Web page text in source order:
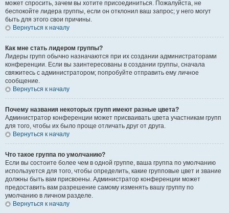
может спросить, зачем вы хотите присоединиться. Пожалуйста, не
беспокойте лидера группы, если он отклонил ваш запрос; у него могут
быть для этого свои причины.
Вернуться к началу
Как мне стать лидером группы?
Лидеры групп обычно назначаются при их создании администраторами
конференции. Если вы заинтересованы в создании группы, сначала
свяжитесь с администратором; попробуйте отправить ему личное
сообщение.
Вернуться к началу
Почему названия некоторых групп имеют разные цвета?
Администратор конференции может присваивать цвета участникам групп
для того, чтобы их было проще отличать друг от друга.
Вернуться к началу
Что такое группа по умолчанию?
Если вы состоите более чем в одной группе, ваша группа по умолчанию
используется для того, чтобы определить, какие групповые цвет и звание
должны быть вам присвоены. Администратор конференции может
предоставить вам разрешение самому изменять вашу группу по
умолчанию в личном разделе.
Вернуться к началу